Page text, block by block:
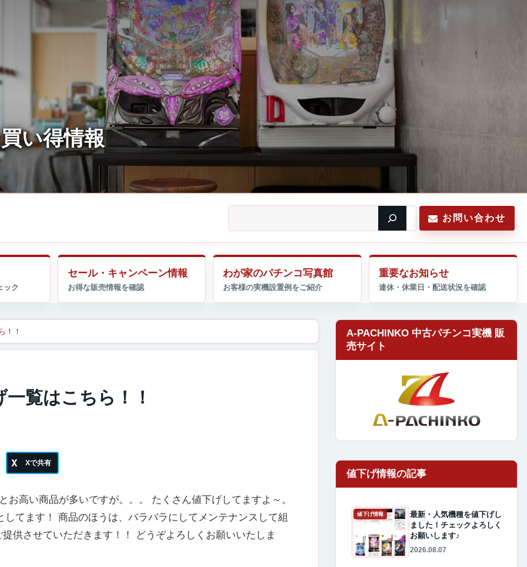
お問い合わせ
セール・キャンペーン情報 わが家のパチンコ写真館 重要なお知らせ
！！
覧はこちら！！
お高い商品が多いですが。。。 たくさん値下げしてますよ～。
てます！ 商品のほうは、バラバラにしてメンテナンスして組
供させていただきます！！ どうぞよろしくお願いいたしま
A-PACHINKO 中古パチンコ実機 販
売サイト
値下げ情報
最新・人気機種を値下げし
ました！チェックよろしく
お願いします♪
2026.08.07